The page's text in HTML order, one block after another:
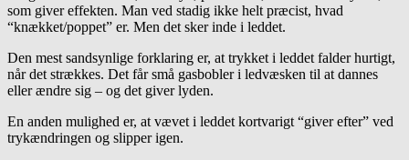
som giver effekten. Man ved stadig ikke helt præcist, hvad
“knækket/poppet” er. Men det sker inde i leddet.
Den mest sandsynlige forklaring er, at trykket i leddet falder hurtigt,
når det strækkes. Det får små gasbobler i ledvæsken til at dannes
eller ændre sig – og det giver lyden.
En anden mulighed er, at vævet i leddet kortvarigt “giver efter” ved
trykændringen og slipper igen.